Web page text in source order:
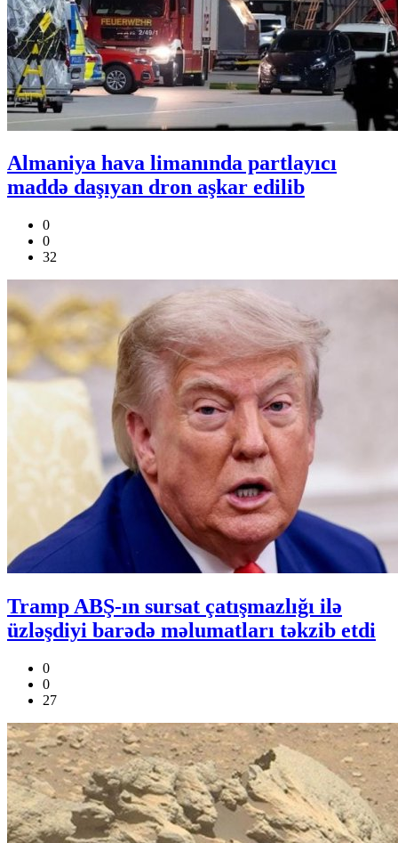
Almaniya hava limanında partlayıcı
maddə daşıyan dron aşkar edilib
0
0
32
Tramp ABŞ-ın sursat çatışmazlığı ilə
üzləşdiyi barədə məlumatları təkzib etdi
0
0
27